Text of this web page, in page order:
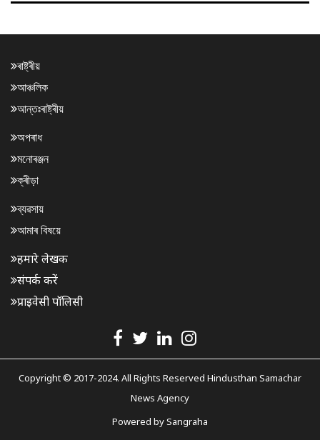
ৰাষ্ট্ৰীয়
আঞ্চলিক
আন্তঃৰাষ্ট্ৰীয়
অপৰাধ
মনোৰঞ্জন
ক্ৰীড়া
ব্যৱসায়
আমাৰ বিষয়ে
हमारे लेखक
संपर्क करें
प्राइवेसी पॉलिसी
Copyright © 2017-2024. All Rights Reserved Hindusthan Samachar
News Agency
Powered bySangraha